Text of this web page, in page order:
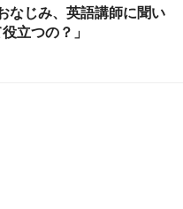
なじみ、英語講師に聞い
立つの？」